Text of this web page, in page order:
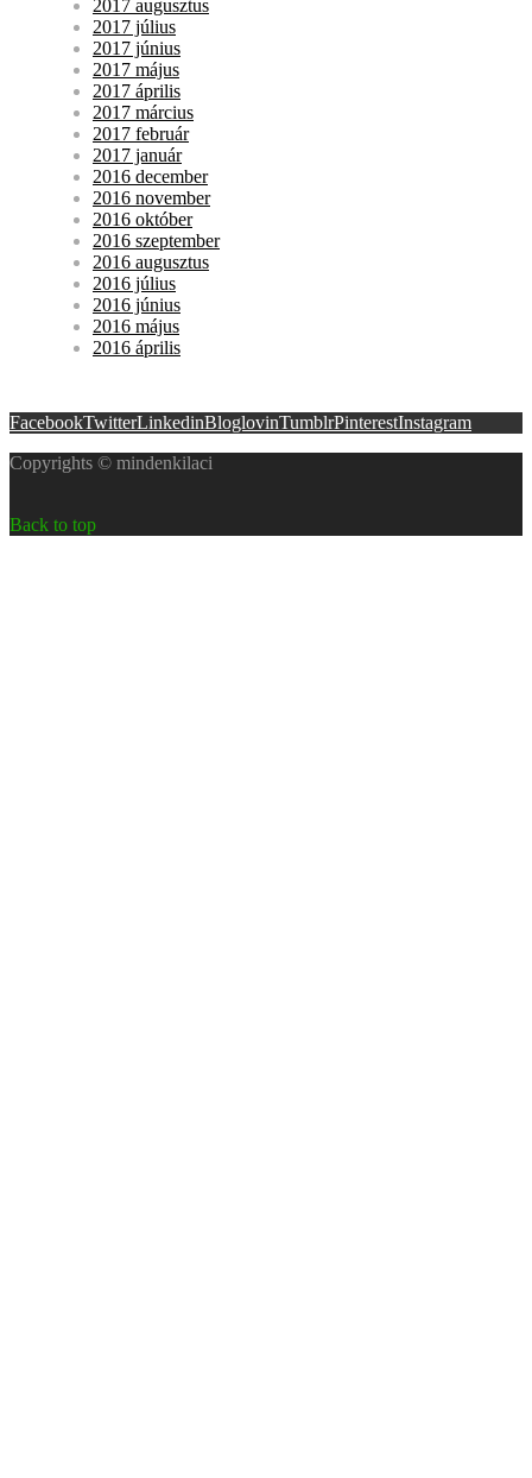
2017 augusztus
2017 július
2017 június
2017 május
2017 április
2017 március
2017 február
2017 január
2016 december
2016 november
2016 október
2016 szeptember
2016 augusztus
2016 július
2016 június
2016 május
2016 április
FacebookTwitterLinkedinBloglovinTumblrPinterestInstagram
Copyrights © mindenkilaci
Back to top